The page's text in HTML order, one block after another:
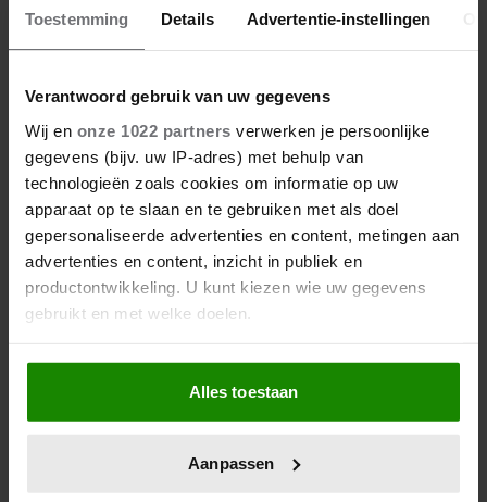
Toestemming Details Advertentie-instellingen
Verantwoord gebruik van uw gegevens
Wij en onze 1022 partners verwerken je persoonlijke
gegevens (bijv. uw IP-adres) met behulp van
technologieën zoals cookies om informatie op uw
apparaat op te slaan en te gebruiken met als doel
gepersonaliseerde advertenties en content, metingen aan
advertenties en content, inzicht in publiek en
productontwikkeling. U kunt kiezen wie uw gegevens
gebruikt en met welke doelen.
Als u het toestaat, willen we ook graag:
Informatie verzamelen over uw geografische
locatie, die tot een paar meter nauwkeurig kan zijn
scannen op specifieke eigenschappen (fingerprinting)
Alles toestaan
Aanpassen
27/04/2026
ZO VIERT DE KONINKLIJKE
FAMILIE KONINGSDAG DIT JAAR
IN FRIESLAND